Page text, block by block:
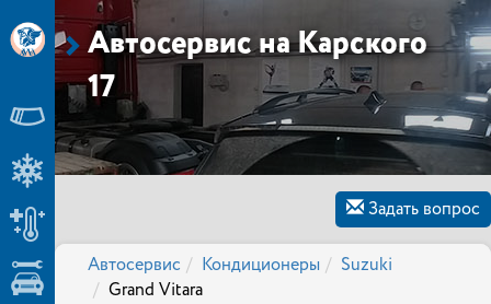
Автосервис на Карского
17
Задать вопрос
Автосервис Кондиционеры
Suzuki
Grand Vitara